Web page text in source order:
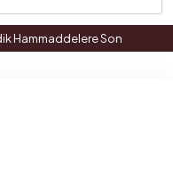
Hammaddelere Son